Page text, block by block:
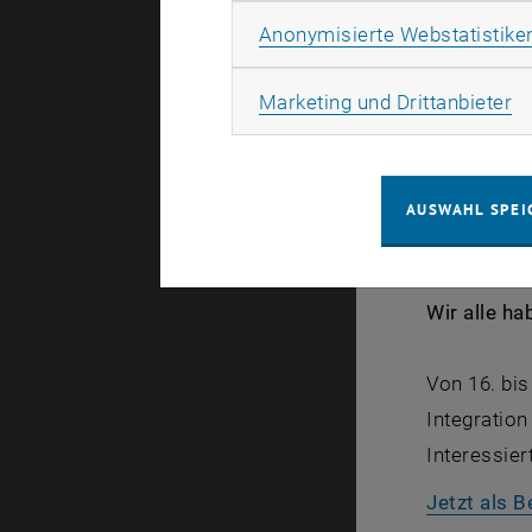
Weil in
Zukunft
Wir alle
Von 16.
Jetzt als
Anonymisierte
Marketing und Drittanbieter
AUSWAHL